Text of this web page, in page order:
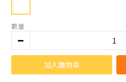
數量
加入購物車